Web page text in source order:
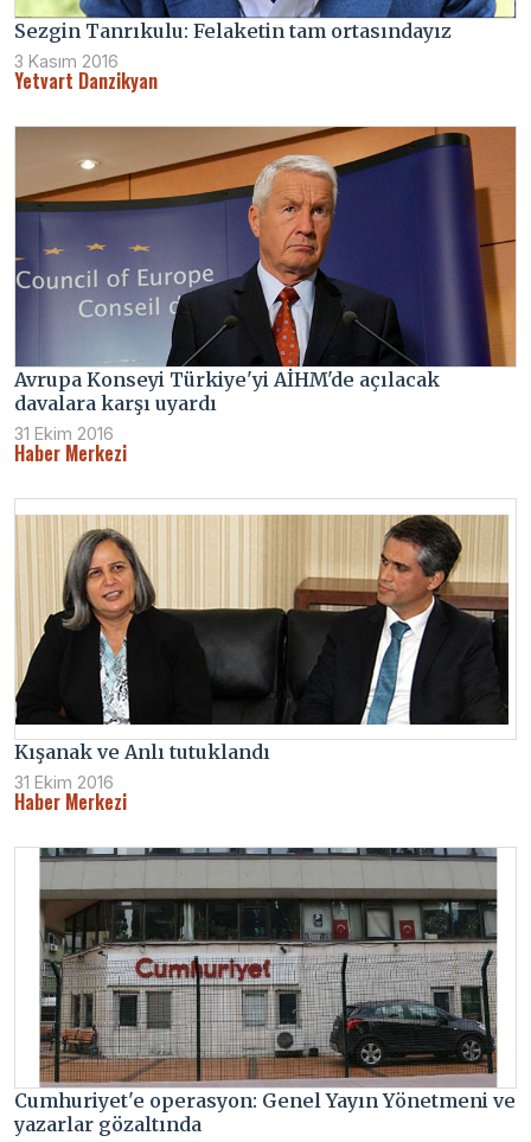
Sezgin Tanrıkulu: Felaketin tam ortasındayız
3 Kasım 2016
Yetvart Danzikyan
Avrupa Konseyi Türkiye'yi AİHM'de açılacak
davalara karşı uyardı
31 Ekim 2016
Haber Merkezi
Kışanak ve Anlı tutuklandı
31 Ekim 2016
Haber Merkezi
Cumhuriyet'e operasyon: Genel Yayın Yönetmeni ve
yazarlar gözaltında